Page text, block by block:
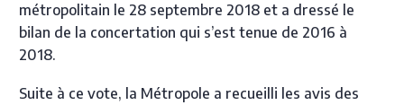
métropolitain le 28 septembre 2018 et a dressé le
bilan de la concertation qui s’est tenue de 2016 à
2018.
Suite à ce vote, la Métropole a recueilli les avis des